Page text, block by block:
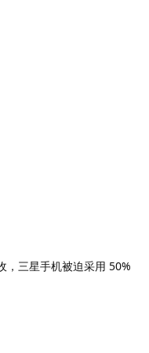
，三星手机被迫采用 50%